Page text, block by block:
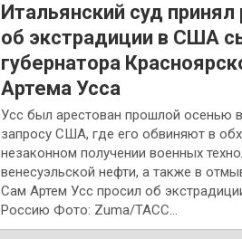
Итальянский суд
об экстрадиции в США
губернатора
Артема Усса
Усс был арестован прошлой осенью
запросу США, где его обвиняют в
незаконном получении военных
венесуэльской нефти, а также в
Сам Артем Усс просил об
Россию Фото: Zuma/ТАСС…